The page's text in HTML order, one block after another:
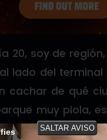
20, soy de
lado del
cachar de qué
muy piola,
para
SALTAR AVISO